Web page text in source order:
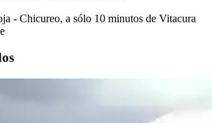
- Chicureo, a sólo 10 minutos de Vitacura